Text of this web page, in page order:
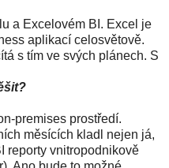
a Excelovém BI. Excel je
aplikací celosvětově.
s tím ve svých plánech. S
premises prostředí.
měsících kladl nejen já,
reporty vnitropodnikově